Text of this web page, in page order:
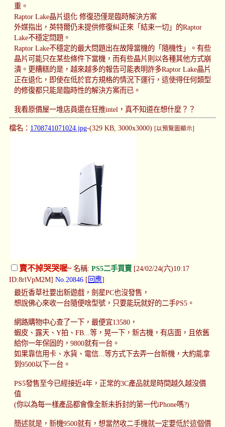
重。
Raptor Lake晶片退化 修復恐僅是臨時解決方案
外媒指出，英特爾仍未提供修復糾正來「結束一切」的Raptor
Lake不穩定問題。
Raptor Lake不穩定的最大問題出在故障當機的「隨機性」。有些
晶片可能只在某些條件下當機，而有些晶片則以各種其他方式崩
潰。更糟糕的是，越來越多的報告可能表明許多Raptor Lake晶片
正在退化，即使在低於官方規格的情況下運行，這使得任何類型
的修復都只能是臨時性的解決方案而已。
我看原價屋一堆店員還在狂推intel，真不知道在想什麼？？
檔名： 1708741071024.jpg-(329 KB, 3000x3000) [以預覽圖顯示]
賣不掉哭哭喔~名稱: PS5二手買賣 [24/02/24(六)10:17
ID:8rlVpM2M] No.20846 [回應]
最近香草社要出新遊戲，劍星PC也沒發售，
想說佛心來收一台隨便啥型號，只要能玩就好的二手PS5。
網路購物中心查了一下，最便宜13580，
蝦皮、露天、Y拍、FB...等，晃一下，新古機，有店面，且依舊
給你一年保固的，9800就有一台。
如果靠信用卡、水貨、電信...等方式下去弄一台新機，大約能拿
到9500以下一台。
PS5發售至今已經接近4年，正常的3C產品就是時間越久越沒價
值
(你以為每一樣產品都會像全新未拆封的第一代iPhone嗎?)
簡述就是，新機9500就有，想當然收二手機就一定要低於這個價